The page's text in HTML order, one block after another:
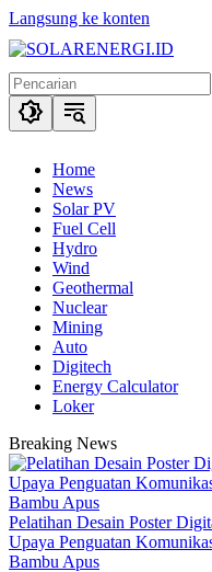
Langsung ke konten
Home
News
Solar PV
Fuel Cell
Hydro
Wind
Geothermal
Nuclear
Mining
Auto
Digitech
Energy Calculator
Loker
Breaking News
Pelatihan Desain Poster
Upaya Penguatan
Bambu Apus